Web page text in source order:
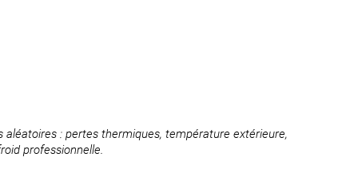
: pertes thermiques, température extérieure,
professionnelle.